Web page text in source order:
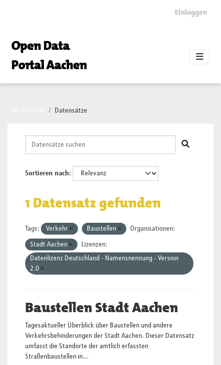
Einloggen
Open Data
Portal Aachen
Datensätze
Sortieren nach
1 Datensatz gefunden
Tags: Verkehr Baustellen Organisationen:
Stadt Aachen
Lizenzen:
Datenlizenz Deutschland - Namensnennung - Version
2.0
Baustellen Stadt Aachen
Tagesaktueller Überblick über Baustellen und andere
Verkehrsbehinderungen der Stadt Aachen. Dieser Datensatz
umfasst die Standorte der amtlich erfassten
Straßenbaustellen in...